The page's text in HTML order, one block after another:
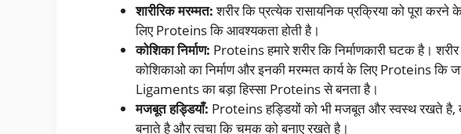
शारीरिक मरम्मत:शरीर कि प्रत्येक रासायनिक प्रक्रिया को पूरा
लिए Proteins कि आवश्यकता होती है।
कोशिका निर्माण: Proteins हमारे शरीर कि निर्माणकारी घटक है।
कोशिकाओ का निर्माण और इनकी मरम्मत कार्य के लिए Proteins
Ligaments का बड़ा हिस्सा Proteins से बनता है।
मजबूत हड्डियाँ: Proteins हड्डियों को भी मजबूत और स्वस्थ रखते है,
बनाते है और त्वचा कि चमक को बनाए रखते है।